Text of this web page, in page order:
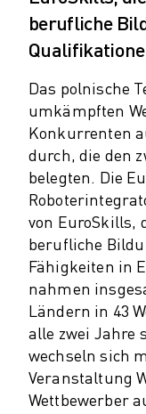
FALLBEISPIELE
LÖSUNGEN
ALLE BRANCHEN
LUFT- UND RAUMFAHRT
AUTOMOBIL
ELEKTRISCHE
ELEKTRONIK
LEBENSMITTEL UND
MEDIZIN
KUNSTSTOFFE
LAGERHALTUNG,
ALLE APPLIKATIONEN
5-ACHS-BEARBEITUNG
LICHTBOGENSCHWEISSEN
MONTAGE
berufliche
Das polnische
umkämpften
Konkurrenten
durch, die den
belegten. Die
von EuroSkills,
berufliche
Fähigkeiten in
nahmen
Ländern in 43
alle zwei Jahre
wechseln sich
Veranstaltung
Wettbewerber